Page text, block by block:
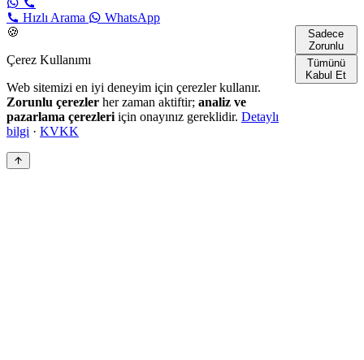
Hızlı Arama
WhatsApp
🍪
Çerez Kullanımı
Web sitemizi en iyi deneyim için çerezler kullanır.
Zorunlu çerezler her zaman aktiftir; analiz ve
pazarlama çerezleri için onayınız gereklidir. Detaylı
bilgi · KVKK
Sadece
Zorunlu
Tümünü
Kabul Et